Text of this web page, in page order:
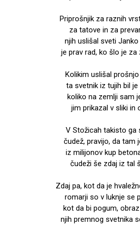
Priprošnjik za raznih
za tatove in za
njih uslišal sveti Janko
je prav rad, ko šlo je za
Kolikim uslišal prošnjo
ta svetnik iz tujih bil je
koliko na zemlji sam
jim prikazal v sliki in
V Stožicah takisto ga
čudež, pravijo, da tam
iz milijonov kup
čudeži še zdaj iz tal
Zdaj pa, kot da je
romarji so v luknje se
kot da bi pogum,
njih premnog svetnika